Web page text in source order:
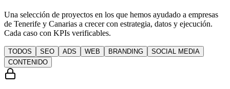
Una selección de proyectos en los que hemos ayudado a empresas
de Tenerife y Canarias a crecer con estrategia, datos y ejecución.
Cada caso con KPIs verificables.
TODOS SEO ADS WEB BRANDING
SOCIAL MEDIA
CONTENIDO